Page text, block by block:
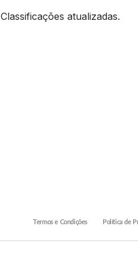
Classificações atualizadas.
Termos e Condições Política de